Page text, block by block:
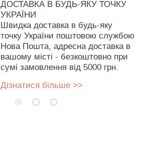
ДОСТАВКА В БУДЬ-ЯКУ ТОЧКУ
УКРАЇНИ
Швидка доставка в будь-яку
точку України поштовою службою
Нова Пошта, адресна доставка в
вашому місті - безкоштовно при
сумі замовлення від 5000 грн.
Дізнатися більше >>